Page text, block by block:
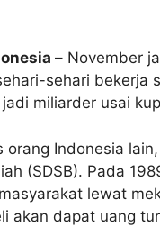
– November
sehari bekerja
miliarder usai
orang Indonesia
(SDSB). Pada
lewat
akan dapat uang